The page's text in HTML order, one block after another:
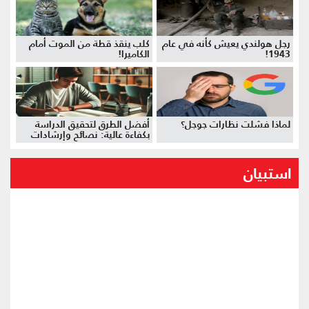
رجل هولندي يعيش كأنه في عام
1943!
كلب ينقذ قطة من الموت أمام
الكاميرا!
لماذا فشلت نظارات جوجل؟ أفضل الطرق لتحقيق الدراسة
بكفاءة عالية: نصائح وإرشادات
استبيان